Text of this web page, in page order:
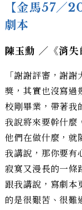
【金馬57／
劇本
陳玉勳 ／《消失
「謝謝評審，謝
獎，其實也沒寫
校剛畢業，帶著我
我說將來要幹什麼
他們在做什麼，就
我講說，那你要有
寂寞又漫長的一條
跟我講說，寫劇本
的是很艱苦、很難